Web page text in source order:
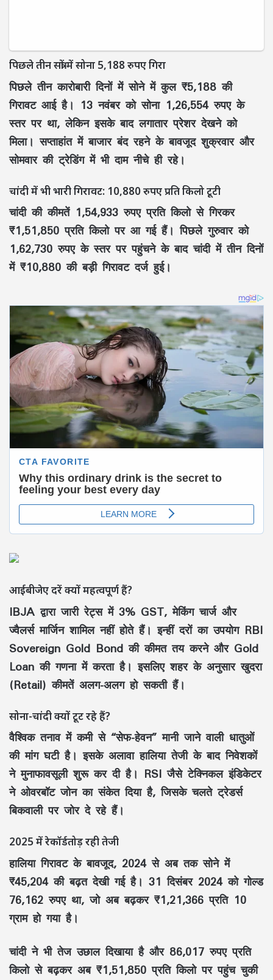
पिछले तीन सत्रों में सोना 5,188 रुपए गिरा
पिछले तीन कारोबारी दिनों में सोने में कुल ₹5,188 की
गिरावट आई है। 13 नवंबर को सोना 1,26,554 रुपए के
स्तर पर था, लेकिन इसके बाद लगातार प्रेशर देखने को
मिला। सप्ताहांत में बाजार बंद रहने के बावजूद शुक्रवार और
सोमवार की ट्रेडिंग में भी दाम नीचे ही रहे।
चांदी में भी भारी गिरावट: 10,880 रुपए प्रति किलो टूटी
चांदी की कीमतें 1,54,933 रुपए प्रति किलो से गिरकर
₹1,51,850 प्रति किलो पर आ गई हैं। पिछले गुरुवार को
1,62,730 रुपए के स्तर पर पहुंचने के बाद चांदी में तीन दिनों
में ₹10,880 की बड़ी गिरावट दर्ज हुई।
आईबीजेए दरें क्यों महत्वपूर्ण हैं?
IBJA द्वारा जारी रेट्स में 3% GST, मेकिंग चार्ज और
ज्वैलर्स मार्जिन शामिल नहीं होते हैं। इन्हीं दरों का उपयोग RBI
Sovereign Gold Bond की कीमत तय करने और Gold
Loan की गणना में करता है। इसलिए शहर के अनुसार खुदरा
(Retail) कीमतें अलग-अलग हो सकती हैं।
सोना-चांदी क्यों टूट रहेहैं?
वैश्विक तनाव में कमी से “सेफ-हेवन” मानी जाने वाली धातुओं
की मांग घटी है। इसके अलावा हालिया तेजी के बाद निवेशकों
ने मुनाफावसूली शुरू कर दी है। RSI जैसे टेक्निकल इंडिकेटर
ने ओवरबॉट जोन का संकेत दिया है, जिसके चलते ट्रेडर्स
बिकवाली पर जोर दे रहे हैं।
2025 में रेकॉर्डतोड़ रही तेजी
हालिया गिरावट के बावजूद, 2024 से अब तक सोने में
₹45,204 की बढ़त देखी गई है। 31 दिसंबर 2024 को गोल्ड
76,162 रुपए था, जो अब बढ़कर ₹1,21,366 प्रति 10
ग्राम हो गया है।
चांदी ने भी तेज उछाल दिखाया है और 86,017 रुपए प्रति
किलो से बढ़कर अब ₹1,51,850 प्रति किलो पर पहुंच चुकी